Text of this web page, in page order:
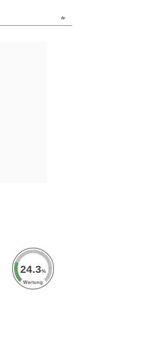
de
24.3%
Wertung